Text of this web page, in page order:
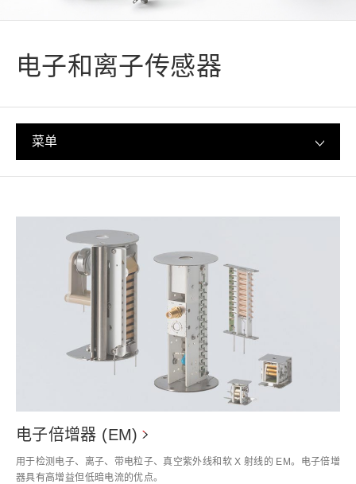
电子和离子传感器
菜单
电子倍增器 (EM)
用于检测电子、离子、带电粒子、真空紫外线和软 X 射线的 EM。电子倍增
器具有高增益但低暗电流的优点。